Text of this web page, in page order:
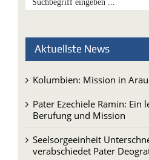
Aktuellste News
Kolumbien: Mission in
Pater Ezechiele Ramin: Ein
Berufung und Mission
Seelsorgeeinheit
verabschiedet Pater